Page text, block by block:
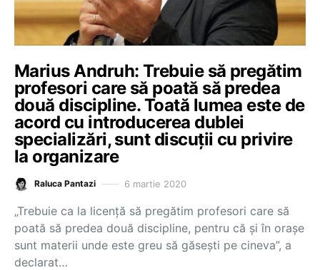
Marius Andruh: Trebuie să pregătim
profesori care să poată să predea
două discipline. Toată lumea este de
acord cu introducerea dublei
specializări, sunt discuții cu privire
la organizare
Raluca Pantazi 6 martie 2020
„Trebuie ca la licență să pregătim profesori care să
poată să predea două discipline, pentru că și în orașe
sunt materii unde este greu să găsești pe cineva”, a
declarat…